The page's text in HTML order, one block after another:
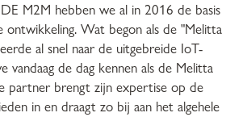
M2M hebben we al in 2016 de basis
ontwikkeling. Wat begon als de "Melitta
al snel naar de uitgebreide IoT-
vandaag de dag kennen als de Melitta
partner brengt zijn expertise op de
in en draagt zo bij aan het algehele